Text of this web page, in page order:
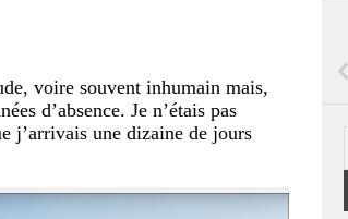
voire souvent inhumain mais,
d’absence. Je n’étais pas
j’arrivais une dizaine de jours